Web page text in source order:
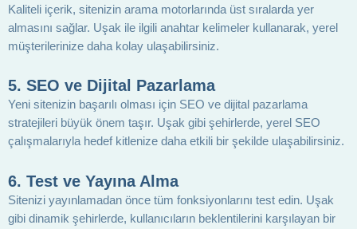
Kaliteli içerik, sitenizin arama motorlarında üst sıralarda yer
almasını sağlar. Uşak ile ilgili anahtar kelimeler kullanarak, yerel
müşterilerinize daha kolay ulaşabilirsiniz.
5. SEO ve Dijital Pazarlama
Yeni sitenizin başarılı olması için SEO ve dijital pazarlama
stratejileri büyük önem taşır. Uşak gibi şehirlerde, yerel SEO
çalışmalarıyla hedef kitlenize daha etkili bir şekilde ulaşabilirsiniz.
6. Test ve Yayına Alma
Sitenizi yayınlamadan önce tüm fonksiyonlarını test edin. Uşak
gibi dinamik şehirlerde, kullanıcıların beklentilerini karşılayan bir